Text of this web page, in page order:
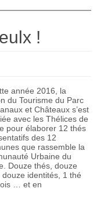
!
année 2016, la
du Tourisme du Parc
et Châteaux s’est
avec les Thélices de
pour élaborer 12 thés
des 12
que rassemble la
Urbaine du
Douze thés, douze
douze identités, 1 thé
… et en